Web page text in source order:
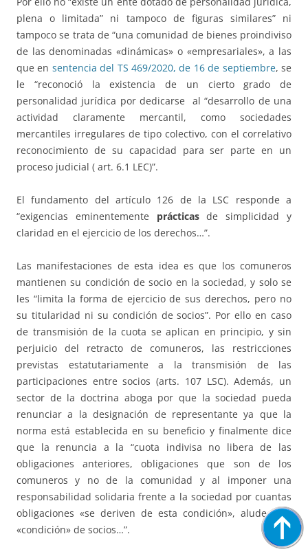
plena o limitada” ni tampoco de figuras similares” ni
tampoco se trata de “una comunidad de bienes proindiviso
de las denominadas «dinámicas» o «empresariales», a las
que en sentencia del TS 469/2020, de 16 de septiembre, se
le “reconoció la existencia de un cierto grado de
personalidad jurídica por dedicarse al “desarrollo de una
actividad claramente mercantil, como sociedades
mercantiles irregulares de tipo colectivo, con el correlativo
reconocimiento de su capacidad para ser parte en un
proceso judicial ( art. 6.1 LEC)”.
El fundamento del artículo 126 de la LSC responde a
“exigencias eminentemente prácticasde simplicidad y
claridad en el ejercicio de los derechos…”.
Las manifestaciones de esta idea es que los comuneros
mantienen su condición de socio en la sociedad, y solo se
les “limita la forma de ejercicio de sus derechos, pero no
su titularidad ni su condición de socios”. Por ello en caso
de transmisión de la cuota se aplican en principio, y sin
perjuicio del retracto de comuneros, las restricciones
previstas estatutariamente a la transmisión de las
participaciones entre socios (arts. 107 LSC). Además, un
sector de la doctrina aboga por que la sociedad pueda
renunciar a la designación de representante ya que la
norma está establecida en su beneficio y finalmente dice
que la renuncia a la “cuota indivisa no libera de las
obligaciones anteriores, obligaciones que son de los
comuneros y no de la comunidad y al imponer una
responsabilidad solidaria frente a la sociedad por cuantas
obligaciones «se deriven de esta condición», alude a la
«condición» de socios…”.